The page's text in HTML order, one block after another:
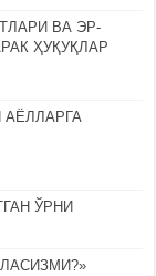
ВА ЭР-
ҲУҚУҚЛАР
АЁЛЛАРГА
ЎРНИ